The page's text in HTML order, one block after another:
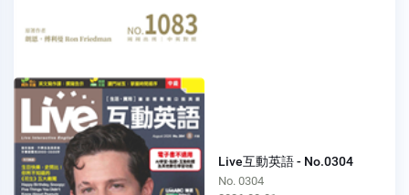
Live互動英語 - No.0304
No. 0304